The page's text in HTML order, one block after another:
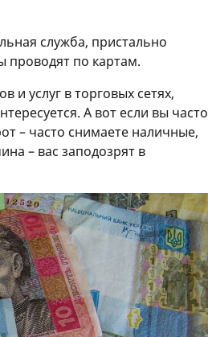
служба, пристально
проводят по картам.
и услуг в торговых сетях,
А вот если вы часто
– часто снимаете наличные,
– вас заподозрят в